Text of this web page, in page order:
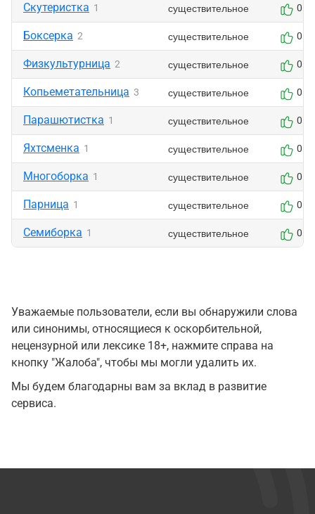
Скутеристка 1 существительное 0
Боксерка 2 существительное 0
Физкультурница 2 существительное 0
Копьеметательница 3 существительное 0
Парашютистка 1 существительное 0
Яхтсменка 1 существительное 0
Многоборка 1 существительное 0
Парница 1 существительное 0
Семиборка 1 существительное 0
Уважаемые пользователи, если вы обнаружили слова
или синонимы, относящиеся к оскорбительной,
нецензурной или лексике 18+, нажмите справа на
кнопку "Жалоба", чтобы мы могли удалить их.
Мы будем благодарны вам за вклад в развитие
сервиса.